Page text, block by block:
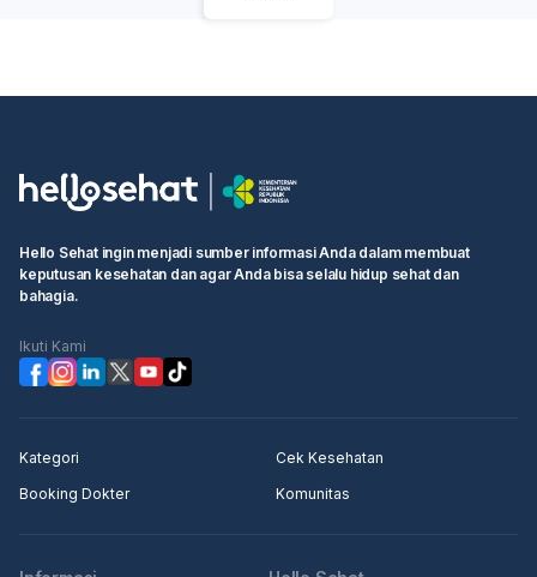
dokter untuk pemeriksaan lebih lanjut. Dokter akan dapat
yang tepat.
Hello Sehat ingin menjadi sumber informasi Anda dalam membuat
keputusan kesehatan dan agar Anda bisa selalu hidup sehat dan
bahagia.
Ikuti Kami
Kategori
Cek Kesehatan
Booking Dokter
Komunitas